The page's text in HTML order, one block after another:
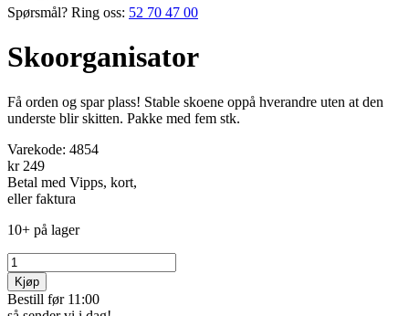
Spørsmål? Ring oss: 52 70 47 00
Skoorganisator